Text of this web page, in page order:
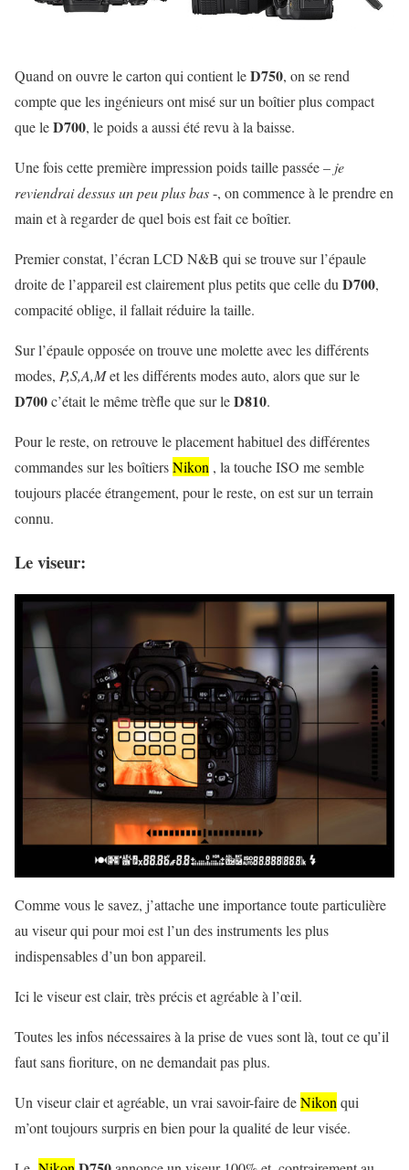
Quand on ouvre le carton qui contient leD750, on se rend
compte que les ingénieurs ont misé sur un boîtier plus compact
que leD700, le poids a aussi été revu à la baisse.
Une fois cette première impression poids taille passée – je
reviendrai dessus un peu plus bas-, on commence à le prendre en
main et à regarder de quel bois est fait ce boîtier.
Premier constat, l’écran LCD N&B qui se trouve sur l’épaule
droite de l’appareil est clairement plus petits que celle du D700,
compacité oblige, il fallait réduire la taille.
Sur l’épaule opposée on trouve une molette avec les différents
modes, P,S,A,Met les différents modes auto, alors que sur le
D700c’était le même trèfle que sur leD810.
Pour le reste, on retrouve le placement habituel des différentes
commandes sur les boîtiersNikon , la touche ISO me semble
toujours placée étrangement, pour le reste, on est sur un terrain
connu.
Le viseur:
Comme vous le savez, j’attache une importance toute particulière
au viseur qui pour moi est l’un des instruments les plus
indispensables d’un bon appareil.
Ici le viseur est clair, très précis et agréable à l’œil.
Toutes les infos nécessaires à la prise de vues sont là, tout ce qu’il
faut sans fioriture, on ne demandait pas plus.
Un viseur clair et agréable, un vrai savoir-faire deNikon qui
m’ont toujours surpris en bien pour la qualité de leur visée.